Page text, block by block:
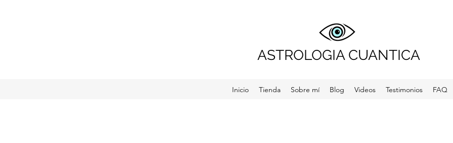
ASTROLOGIA CUANTICA
Inicio Tienda Sobre mí Blog Videos Testimonios FAQ